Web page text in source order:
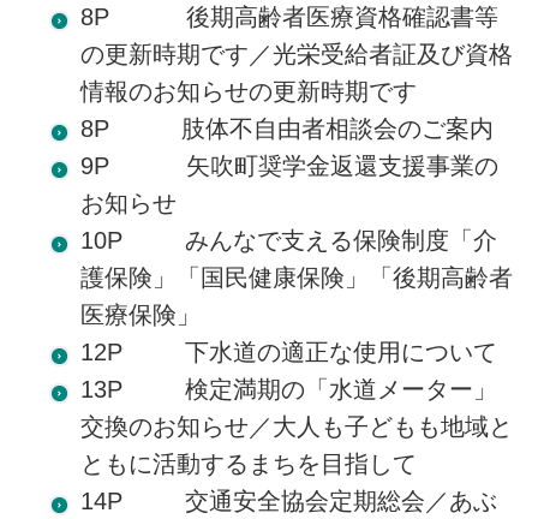
8P 後期高齢者医療資格確認書等
の更新時期です／光栄受給者証及び資格
情報のお知らせの更新時期です
8P 肢体不自由者相談会のご案内
9P 矢吹町奨学金返還支援事業の
お知らせ
10P みんなで支える保険制度「介
護保険」「国民健康保険」「後期高齢者
医療保険」
12P 下水道の適正な使用について
13P 検定満期の「水道メーター」
交換のお知らせ／大人も子どもも地域と
ともに活動するまちを目指して
14P 交通安全協会定期総会／あぶ